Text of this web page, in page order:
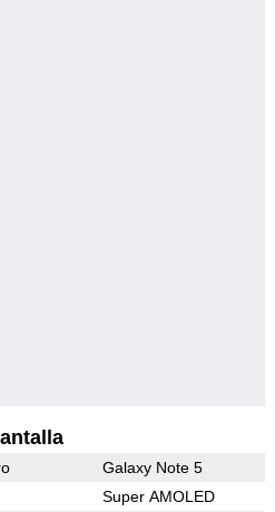
Galaxy Note 5
Super AMOLED